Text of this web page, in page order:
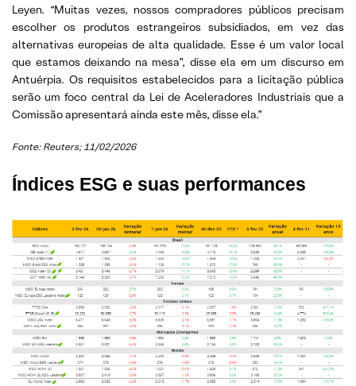
Leyen. “Muitas vezes, nossos compradores públicos precisam
escolher os produtos estrangeiros subsidiados, em vez das
alternativas europeias de alta qualidade. Esse é um valor local
que estamos deixando na mesa”, disse ela em um discurso em
Antuérpia. Os requisitos estabelecidos para a licitação pública
serão um foco central da Lei de Aceleradores Industriais que a
Comissão apresentará ainda este mês, disse ela.”
Fonte: Reuters; 11/02/2026
Índices ESG e suas performances